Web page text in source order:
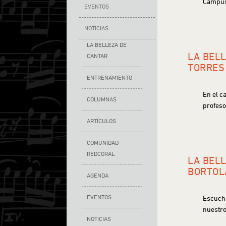
EVENTOS
NOTICIAS
LA BELLEZA DE
CANTAR
ENTRENAMIENTO
COLUMNAS
ARTÍCULOS
COMUNIDAD
REDCORAL
AGENDA
EVENTOS
NOTICIAS
LA
TORRES
En el
LA